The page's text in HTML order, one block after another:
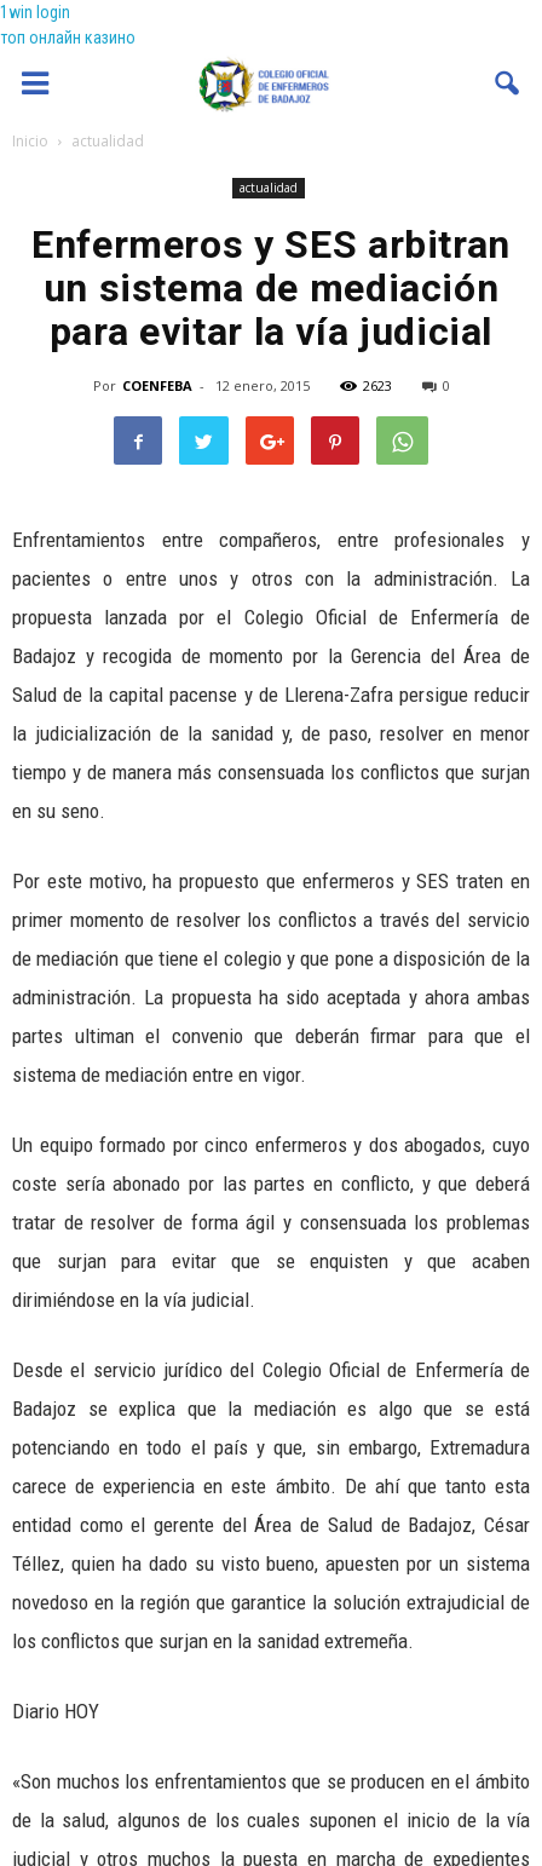
1win login
топ онлайн казино
Coenfeba
Inicio actualidad
actualidad
Enfermeros y SES arbitran
un sistema de mediación
para evitar la vía judicial
Por COENFEBA - 12 enero, 2015 2623 0
Enfrentamientos entre compañeros, entre profesionales y
pacientes o entre unos y otros con la administración. La
propuesta lanzada por el Colegio Oficial de Enfermería de
Badajoz y recogida de momento por la Gerencia del Área de
Salud de la capital pacense y de Llerena-Zafra persigue reducir
la judicialización de la sanidad y, de paso, resolver en menor
tiempo y de manera más consensuada los conflictos que surjan
en su seno.
Por este motivo, ha propuesto que enfermeros y SES traten en
primer momento de resolver los conflictos a través del servicio
de mediación que tiene el colegio y que pone a disposición de la
administración. La propuesta ha sido aceptada y ahora ambas
partes ultiman el convenio que deberán firmar para que el
sistema de mediación entre en vigor.
Un equipo formado por cinco enfermeros y dos abogados, cuyo
coste sería abonado por las partes en conflicto, y que deberá
tratar de resolver de forma ágil y consensuada los problemas
que surjan para evitar que se enquisten y que acaben
dirimiéndose en la vía judicial.
Desde el servicio jurídico del Colegio Oficial de Enfermería de
Badajoz se explica que la mediación es algo que se está
potenciando en todo el país y que, sin embargo, Extremadura
carece de experiencia en este ámbito. De ahí que tanto esta
entidad como el gerente del Área de Salud de Badajoz, César
Téllez, quien ha dado su visto bueno, apuesten por un sistema
novedoso en la región que garantice la solución extrajudicial de
los conflictos que surjan en la sanidad extremeña.
Diario HOY
«Son muchos los enfrentamientos que se producen en el ámbito
de la salud, algunos de los cuales suponen el inicio de la vía
judicial y otros muchos la puesta en marcha de expedientes